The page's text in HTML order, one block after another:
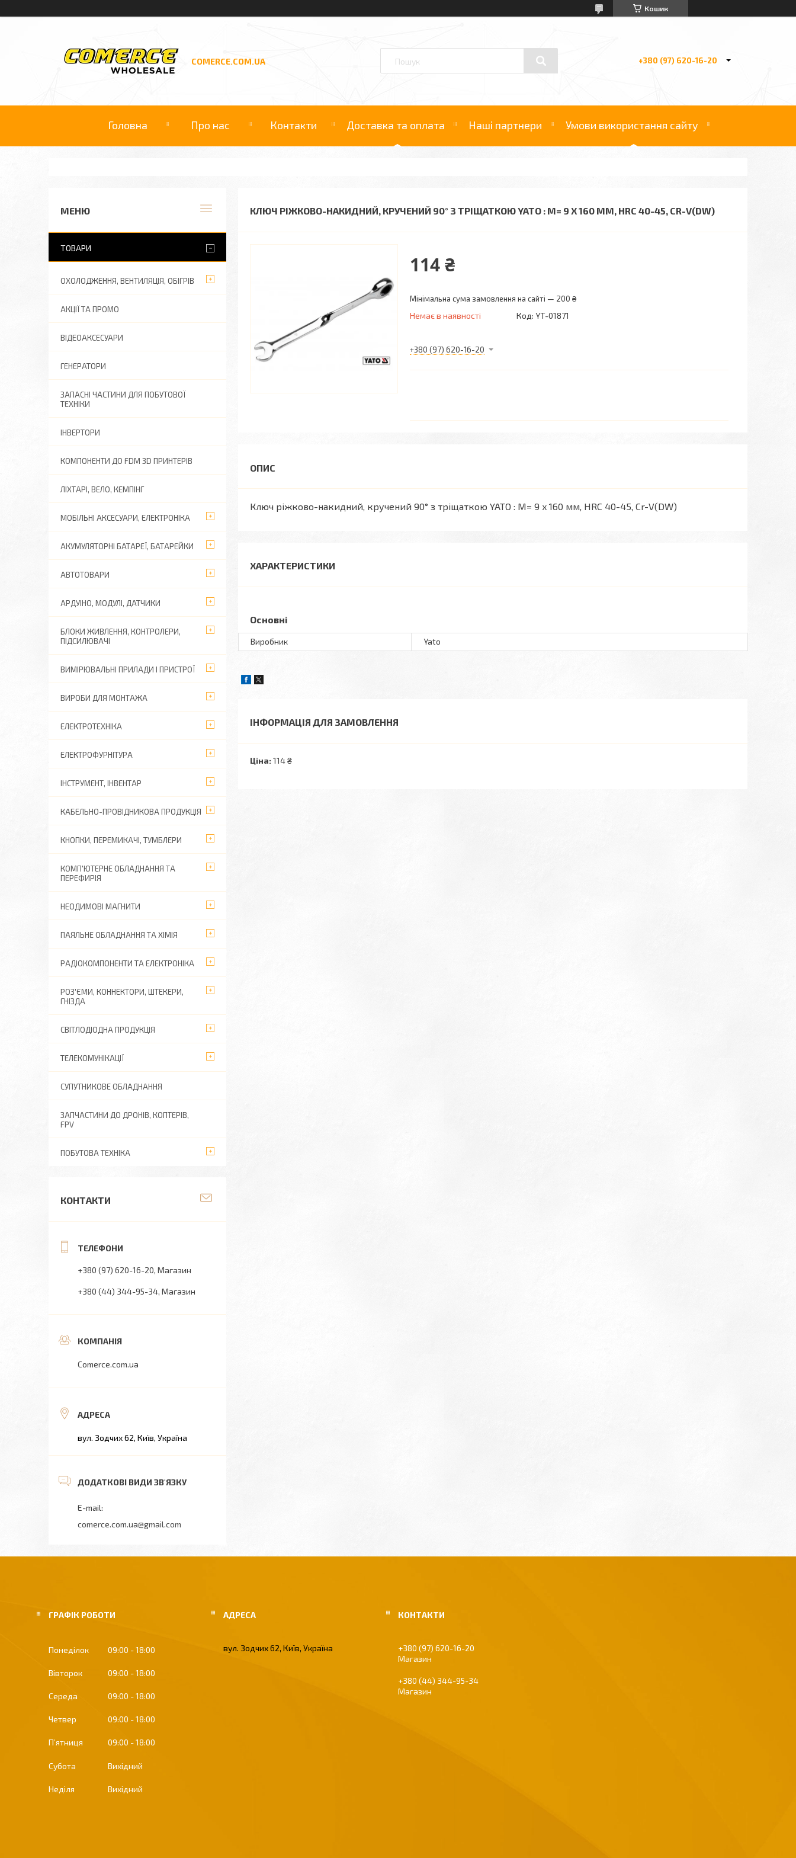
Кошик
COMERCE.COM.UA +380 (97) 620-16-20
Головна Про нас Контакти Доставка та оплата Наші партнери Умови використання сайту
КЛЮЧ РІЖКОВО-НАКИДНИЙ, КРУЧЕНИЙ 90° З ТРІЩАТКОЮ YATO : М= 9 X 160 ММ, HRC 40-45, CR-V(DW)
114 ₴
Мінімальна сума замовлення на сайті — 200 ₴
Немає в наявності Код: YT-01871
+380 (97) 620-16-20
Ключ ріжково-накидний, кручений 90° з тріщаткою YATO : М= 9 x 160 мм, HRC 40-45, Cr-V(DW)
ХАРАКТЕРИСТИКИ
Основні
Виробник Yato
ІНФОРМАЦІЯ ДЛЯ ЗАМОВЛЕННЯ
Ціна: 114 ₴
ТОВАРИ
ОХОЛОДЖЕННЯ, ВЕНТИЛЯЦІЯ, ОБІГРІВ
АКЦІЇ ТА ПРОМО
ВІДЕОАКСЕСУАРИ
ГЕНЕРАТОРИ
ЗАПАСНІ ЧАСТИНИ ДЛЯ ПОБУТОВОЇ
ТЕХНІКИ
ІНВЕРТОРИ
КОМПОНЕНТИ ДО FDM 3D ПРИНТЕРІВ
ЛІХТАРІ, ВЕЛО, КЕМПІНГ
МОБІЛЬНІ АКСЕСУАРИ, ЕЛЕКТРОНІКА
АКУМУЛЯТОРНІ БАТАРЕЇ, БАТАРЕЙКИ
АВТОТОВАРИ
АРДУІНО, МОДУЛІ, ДАТЧИКИ
БЛОКИ ЖИВЛЕННЯ, КОНТРОЛЕРИ,
ПІДСИЛЮВАЧІ
ВИМІРЮВАЛЬНІ ПРИЛАДИ І ПРИСТРОЇ
ВИРОБИ ДЛЯ МОНТАЖА
ЕЛЕКТРОТЕХНІКА
ЕЛЕКТРОФУРНІТУРА
ІНСТРУМЕНТ, ІНВЕНТАР
КАБЕЛЬНО-ПРОВІДНИКОВА ПРОДУКЦІЯ
КНОПКИ, ПЕРЕМИКАЧІ, ТУМБЛЕРИ
КОМП'ЮТЕРНЕ ОБЛАДНАННЯ ТА
ПЕРЕФИРІЯ
НЕОДИМОВІ МАГНИТИ
ПАЯЛЬНЕ ОБЛАДНАННЯ ТА ХІМІЯ
РАДІОКОМПОНЕНТИ ТА ЕЛЕКТРОНІКА
РОЗ'ЄМИ, КОННЕКТОРИ, ШТЕКЕРИ,
ГНІЗДА
СВІТЛОДІОДНА ПРОДУКЦІЯ
ТЕЛЕКОМУНІКАЦІЇ
СУПУТНИКОВЕ ОБЛАДНАННЯ
ЗАПЧАСТИНИ ДО ДРОНІВ, КОПТЕРІВ,
FPV
ПОБУТОВА ТЕХНІКА
КОНТАКТИ
+380 (97) 620-16-20 Магазин
+380 (44) 344-95-34 Магазин
Comerce.com.ua
вул. Зодчих 62, Київ, Україна
comerce.com.ua@gmail.com
ГРАФІК РОБОТИ
Понеділок 09:00 18:00
Вівторок 09:00 18:00
Середа 09:00 18:00
Четвер 09:00 18:00
Пʼятниця 09:00 18:00
Субота Вихідний
Неділя Вихідний
вул. Зодчих 62, Київ, Україна
+380 (97) 620-16-20
Магазин
+380 (44) 344-95-34
Магазин